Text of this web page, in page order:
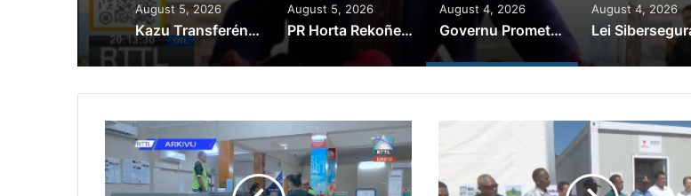
August 5, 2026
Kazu Transferénsia Osan Millaun 42 Husi Singapura, Advogadu Sei Halo Rekursu
August 5, 2026
PR Horta Rekoñese Timoroan Sira Iha Diáspora Nia Kontribuisaun
August 4, 2026
Governu Promete Tau Prioridade ba Setór Minerais no Setór Produtivu
August 4, 2026